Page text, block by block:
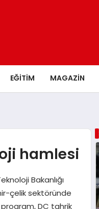
EĞITIM MAGAZIN
hamlesi
Bakanlığı
çelik sektöründe
DC tahrik